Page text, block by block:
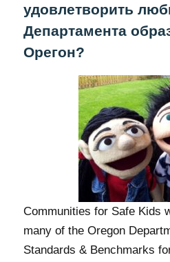
удовлетворить
Департамента
Орегон?
Communities for Safe Kids
many of the Oregon
Standards & Benchmarks